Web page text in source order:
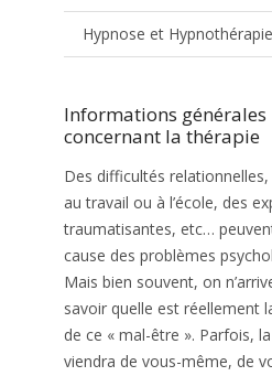
Hypnose et Hypnothérapie
Informations générales
concernant la thérapie
Des difficultés
au travail ou à l’école, des
traumatisantes, etc…
cause des problèmes
Mais bien souvent, on
savoir quelle est réellement
de ce « mal-être ». Parfois,
viendra de vous-même, de